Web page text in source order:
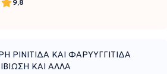
9,8
ΡΙΝΙΤΙΔΑ ΚΑΙ ΦΑΡΥΥΓΓΙΤΙΔΑ
ΚΑΙ ΑΛΛΑ